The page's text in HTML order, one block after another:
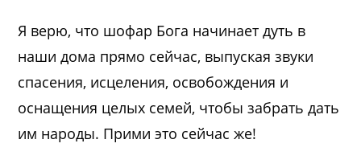
Я верю, что шофар Бога начинает дуть в
наши дома прямо сейчас, выпуская звуки
спасения, исцеления, освобождения и
оснащения целых семей, чтобы забрать дать
им народы. Прими это сейчас же!